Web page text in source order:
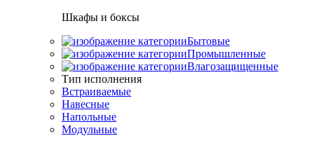
Шкафы и боксы
Бытовые
Промышленные
Влагозащищенные
Тип исполнения
Встраиваемые
Навесные
Напольные
Модульные